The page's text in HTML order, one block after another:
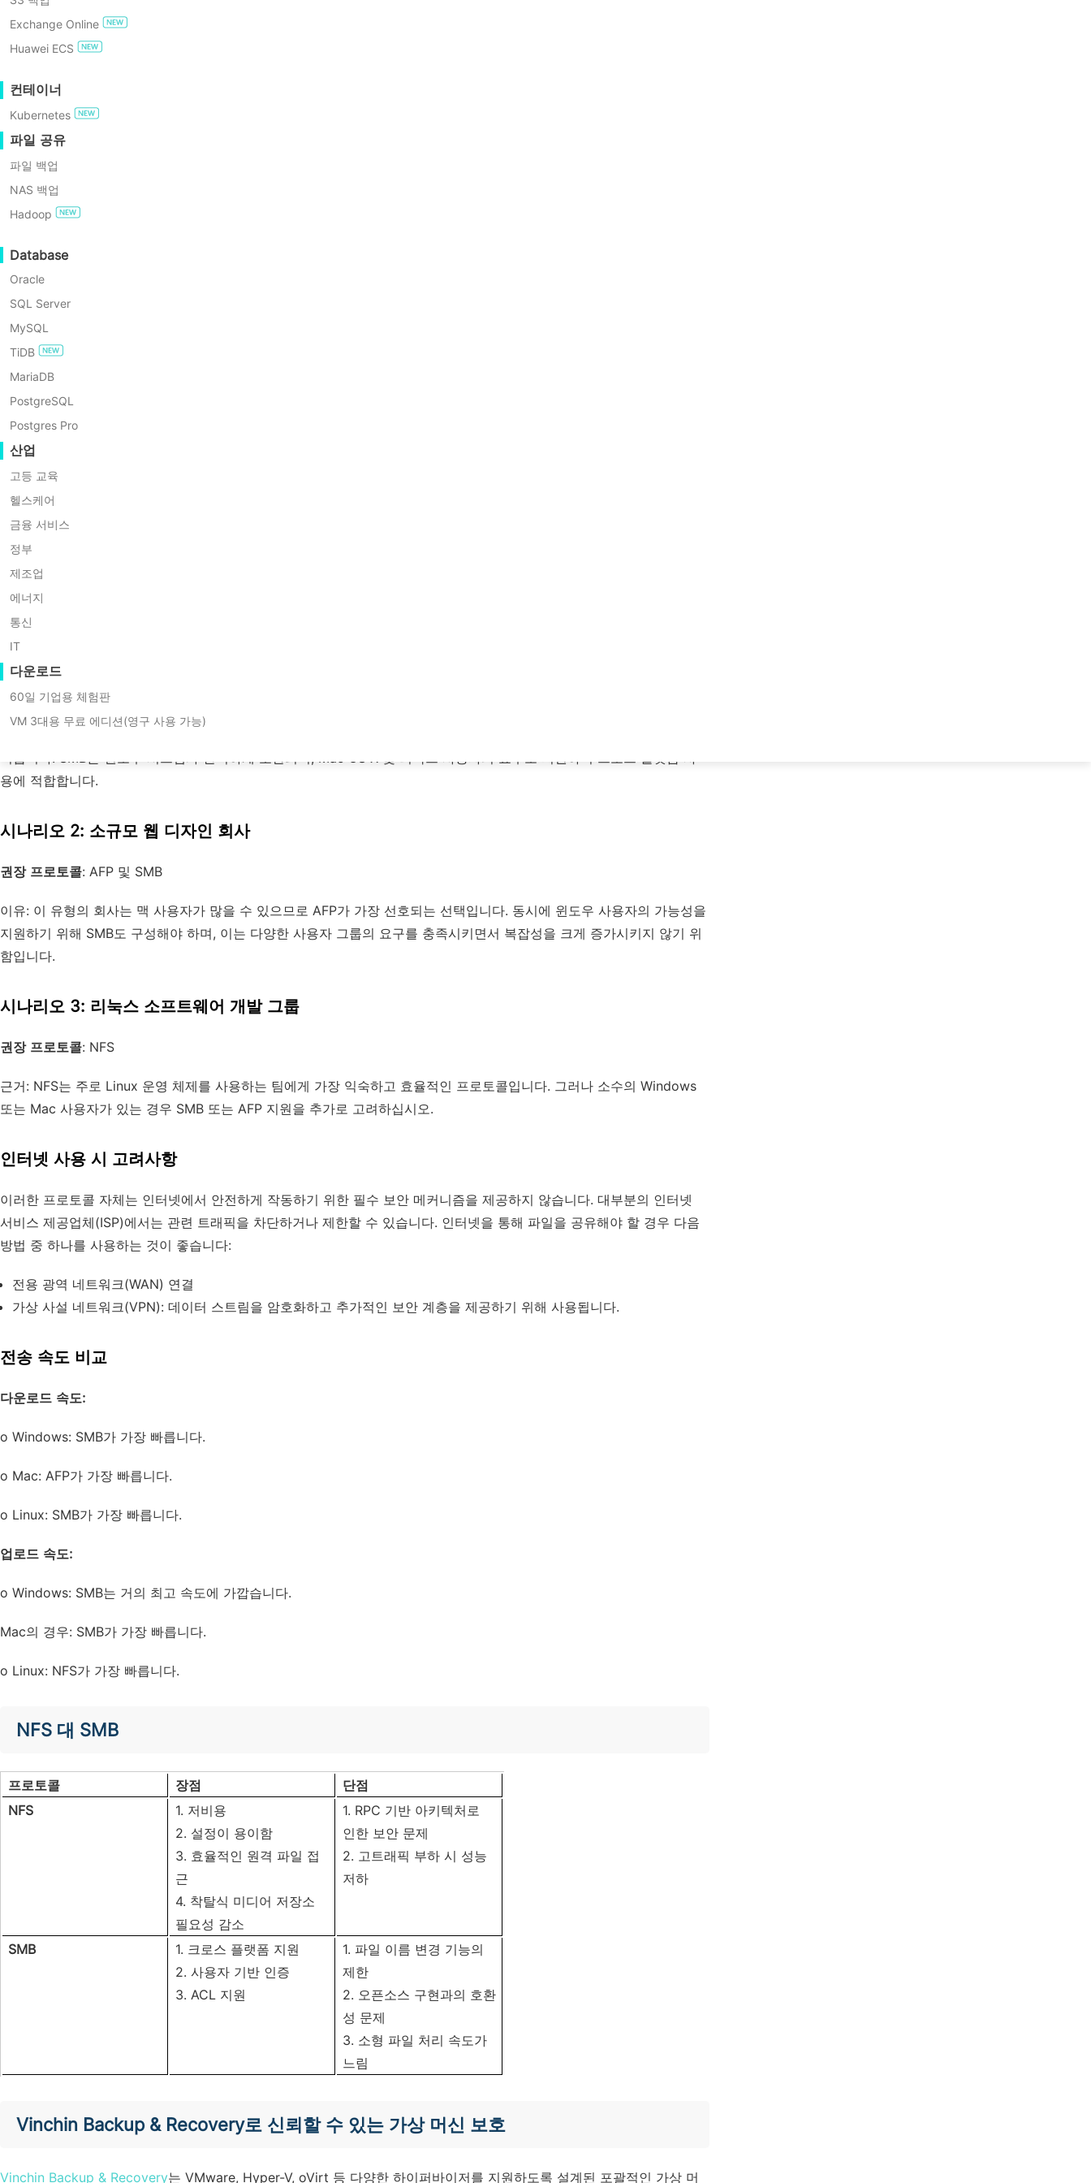
Exchange Online
Huawei ECS
컨테이너
Kubernetes
파일 공유
파일 백업
NAS 백업
Hadoop
Database
Oracle
SQL Server
MySQL
TiDB
MariaDB
PostgreSQL
Postgres Pro
산업
고등 교육
헬스케어
금융 서비스
정부
제조업
에너지
통신
IT
다운로드
60일 기업용 체험판
VM 3대용 무료 에디션(영구 사용 가능)
NFS 대 SMB FAQ
결론
SMB(Server Message Block) 프로토콜은 초기 IBM이 1983년에 제안한 것으로, DOS 시스템(Windows는 DOS를 기반으
로 개발됨)에 대해 파일, 프린터, 시리얼 포트 공유 기능을 제공하기 위해 개발되었습니다. 발전 과정에서 SMB는 버전 3.1.1
을 지원하고 있습니다.
아키텍처: 서버-클라이언트 모델을 사용합니다.
특징: LAN에서 파일 및 인쇄 서비스에 널리 사용되며, 타 플랫폼과의 호환성이 우수함.
제한 사항: 네트워크에 마운트된 디렉터리는 로컬 디렉터리로 간주되지 않으며, 보안성은 이전 버전의 NFS만큼 좋지 않
습니다.
NFS 프로토콜이란?
파일 시스템 프로토콜입니다. IETF 표준을 기반으로 개발된 NFS는 현재 맥(Mac), 리눅스(Linux), 윈도우(Windows)를 포함
하여 결함 허용성과 성능을 향상시켰습니다.
아키텍처: 파일 공유에 초점을 맞추며 프린팅 또는 시리얼 포트 서비스를 제공하지 않습니다.
장점: 소규모 무작위 읽기/쓰기 작업에 효율적; NFSv4부터 향상된 보안 기능 제공.
제한 사항: 복잡한 네트워크 주소 변환 및 라우팅 구성 처리 시 성능이 저하되므로 WAN 환경에는 적합하지 않습니다.
올바른 전송 프로토콜 선택 방법은?
올바른 파일 전송 프로토콜을 선택하는 것은 운영 체제 환경, 네트워크 아키텍처, 보안 요구 사항, 성능 요구 조건 등 여러
요인에 따라 달라집니다. 다음은 특정 시나리오에 권장되는 전송 프로토콜과 그 근거입니다:
시나리오 1: 대규모 기업
권장 프로토콜: SMB(Server Message Block)
이룹니다. SMB는 윈도우 시스템과 완벽하게 호환되며, Mac OS X 및 리눅스 사용자의 요구도 지원하여 크로스 플랫폼 사
용에 적합합니다.
시나리오 2: 소규모 웹 디자인 회사
권장 프로토콜: AFP 및 SMB
이유: 이 유형의 회사는 맥 사용자가 많을 수 있으므로 AFP가 가장 선호되는 선택입니다. 동시에 윈도우 사용자의 가능성을
지원하기 위해 SMB도 구성해야 하며, 이는 다양한 사용자 그룹의 요구를 충족시키면서 복잡성을 크게 증가시키지 않기 위
함입니다.
시나리오 3: 리눅스 소프트웨어 개발 그룹
권장 프로토콜: NFS
근거: NFS는 주로 Linux 운영 체제를 사용하는 팀에게 가장 익숙하고 효율적인 프로토콜입니다. 그러나 소수의 Windows
또는 Mac 사용자가 있는 경우 SMB 또는 AFP 지원을 추가로 고려하십시오.
인터넷 사용 시 고려사항
이러한 프로토콜 자체는 인터넷에서 안전하게 작동하기 위한 필수 보안 메커니즘을 제공하지 않습니다. 대부분의 인터넷
서비스 제공업체(ISP)에서는 관련 트래픽을 차단하거나 제한할 수 있습니다. 인터넷을 통해 파일을 공유해야 할 경우 다음
방법 중 하나를 사용하는 것이 좋습니다:
전용 광역 네트워크(WAN) 연결
가상 사설 네트워크(VPN): 데이터 스트림을 암호화하고 추가적인 보안 계층을 제공하기 위해 사용됩니다.
전송 속도 비교
다운로드 속도:
o Windows: SMB가 가장 빠릅니다.
o Mac: AFP가 가장 빠릅니다.
o Linux: SMB가 가장 빠릅니다.
업로드 속도:
o Windows: SMB는 거의 최고 속도에 가깝습니다.
Mac의 경우: SMB가 가장 빠릅니다.
o Linux: NFS가 가장 빠릅니다.
NFS 대 SMB
프로토콜 장점
단점
NFS
1. 저비용
2. 설정이 용이함
3. 효율적인 원격 파일 접
근
4. 착탈식 미디어 저장소
필요성 감소
1. RPC 기반 아키텍처로
인한 보안 문제
2. 고트래픽 부하 시 성능
저하
SMB
1. 크로스 플랫폼 지원
2. 사용자 기반 인증
3. ACL 지원
1. 파일 이름 변경 기능의
제한
2. 오픈소스 구현과의 호환
성 문제
3. 소형 파일 처리 속도가
느림
Vinchin Backup & Recovery로 신뢰할 수 있는 가상 머신 보호
Vinchin Backup & Recovery는 VMware, Hyper-V, oVirt 등 다양한 하이퍼바이저를 지원하도록 설계된 포괄적인 가상 머